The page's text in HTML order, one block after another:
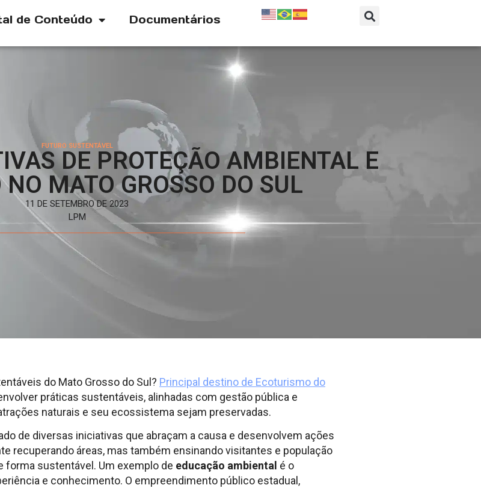
de Conteúdo Documentários
FUTURO SUSTENTÁVEL
DE PROTEÇÃO AMBIENTAL E
MATO GROSSO DO SUL
11 DE SETEMBRO DE 2023
LPM
do Mato Grosso do Sul? Principal destino de Ecoturismo do
práticas sustentáveis, alinhadas com gestão pública e
naturais e seu ecossistema sejam preservadas.
de diversas iniciativas que abraçam a causa e desenvolvem ações
recuperando áreas, mas também ensinando visitantes e população
forma sustentável. Um exemplo de educação ambiental é o
e conhecimento. O empreendimento público estadual,